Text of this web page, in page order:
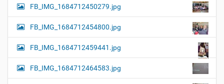
FB_IMG_1684712450279.jpg
FB_IMG_1684712454800.jpg
FB_IMG_1684712459441.jpg
FB_IMG_1684712464583.jpg